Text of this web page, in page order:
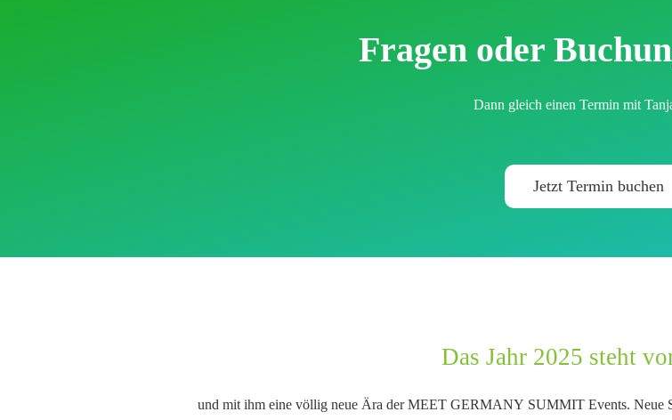
Fragen oder
Dann gleich einen Termin mit
Jetzt Termin buchen
Das Jahr 2025 steht
und mit ihm eine völlig neue Ära der MEET GERMANY SUMMIT Events. Neue